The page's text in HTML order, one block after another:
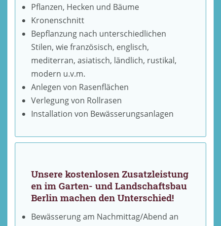
Pflanzen, Hecken und Bäume
Kronenschnitt
Bepflanzung nach unterschiedlichen
Stilen, wie französisch, englisch,
mediterran, asiatisch, ländlich, rustikal,
modern u.v.m.
Anlegen von Rasenflächen
Verlegung von Rollrasen
Installation von Bewässerungsanlagen
Unsere kostenlosen Zusatzleistung
en im Garten- und Landschaftsbau
Berlin machen den Unterschied!
Bewässerung am Nachmittag/Abend an